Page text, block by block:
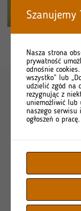
Szanujemy
Nasza strona
prywatność
odnośnie
wszystko” lub
udzielić zgód na
rezygnując z
uniemożliwić lub
naszego
ogłoszeń o pracę.